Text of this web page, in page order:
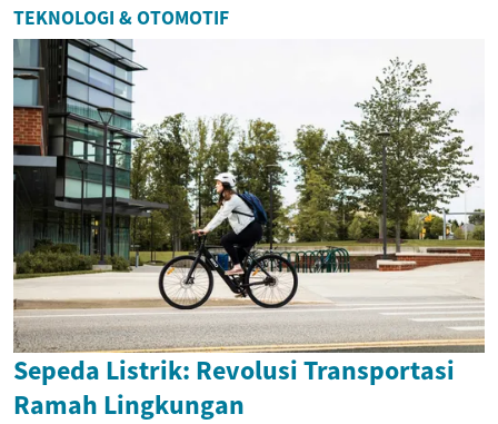
TEKNOLOGI & OTOMOTIF
Sepeda Listrik: Revolusi Transportasi
Ramah Lingkungan